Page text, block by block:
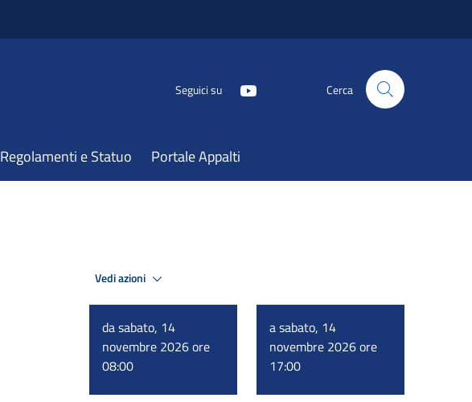
Seguici su Cerca
Regolamenti e Statuo Portale Appalti
Vedi azioni
da sabato, 14
novembre 2026 ore
08:00
a sabato, 14
novembre 2026 ore
17:00